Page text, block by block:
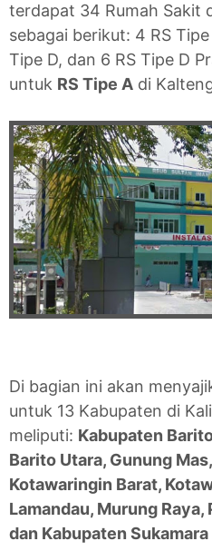
terdapat 34 Rumah Sakit
sebagai berikut: 4 RS
Tipe D, dan 6 RS Tipe D
untuk RS Tipe A di
Di bagian ini akan
untuk 13 Kabupaten di
meliputi: Kabupaten
Barito Utara, Gunung
Kotawaringin Barat,
Lamandau, Murung
dan Kabupaten Sukamara